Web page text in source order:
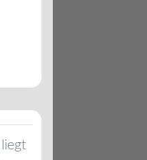
liegt